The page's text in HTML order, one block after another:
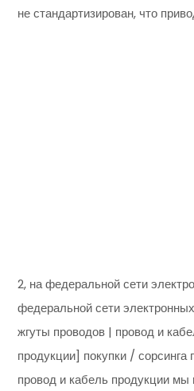
не стандартизирован, что
2, на федеральной сети
федеральной сети
жгуты проводов | провод и
продукции] покупки /
провод и кабель продукции